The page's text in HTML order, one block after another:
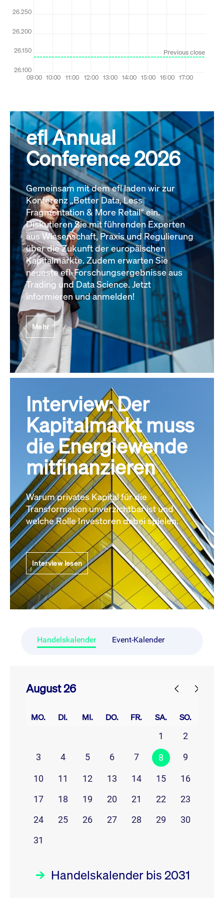
efl Annual
Conference 2026
Gemeinsam mit dem efl laden wir zur
Konferenz „Better Data, Less
Fragmentation & More Retail“ ein.
Diskutieren Sie mit führenden Experten
aus Wissenschaft, Praxis und Regulierung
über die Zukunft der europäischen
Kapitalmärkte. Zudem erwarten Sie
neueste efl-Forschungsergebnisse aus
Trading und Data Science. Jetzt
informieren und anmelden!
Mehr
Interview: Der
Kapitalmarkt muss
die Energiewende
mitfinanzieren
Warum privates Kapital für die
Transformation unverzichtbar ist und
welche Rolle Investoren dabei spielen.
Interview lesen
Handelskalender Event-Kalender
August 26
MO. DI. MI. DO. FR. SA. SO.
1
2
3
4 5 6 7 8 9
10 11 12 13 14 15
16
17
18 19 20 21 22
23
24
25 26 27 28 29
30
31
Handelskalender bis 2031